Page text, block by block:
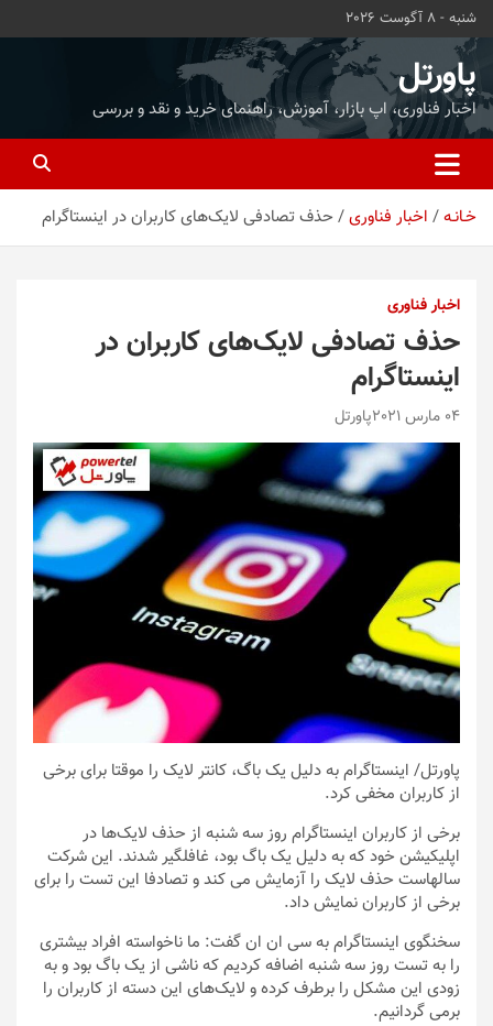
محتوا
بروید
شنبه - 8 آگوست 2026
پاورتل
اخبار فناوری، اپ بازار، آموزش، راهنمای خرید و نقد و بررسی
خـانـه اخبار فناوری حذف تصادفی لایک‌های کاربران در اینستاگرام
اخبار فناوری
حذف تصادفی لایک‌های کاربران در
اینستاگرام
04 مارس 2021 پاورتل
پاورتل/ اینستاگرام به دلیل یک باگ، کانتر لایک را موقتا برای برخی
از کاربران مخفی کرد.
برخی از کاربران اینستاگرام روز سه شنبه از حذف لایک‌ها در
اپلیکیشن خود که به دلیل یک باگ بود، غافلگیر شدند. این شرکت
سالهاست حذف لایک را آزمایش می کند و تصادفا این تست را برای
برخی از کاربران نمایش داد.
سخنگوی اینستاگرام به سی ان ان گفت: ما ناخواسته افراد بیشتری
را به تست روز سه شنبه اضافه کردیم که ناشی از یک باگ بود و به
زودی این مشکل را برطرف کرده و لایک‌های این دسته از کاربران را
برمی گردانیم.